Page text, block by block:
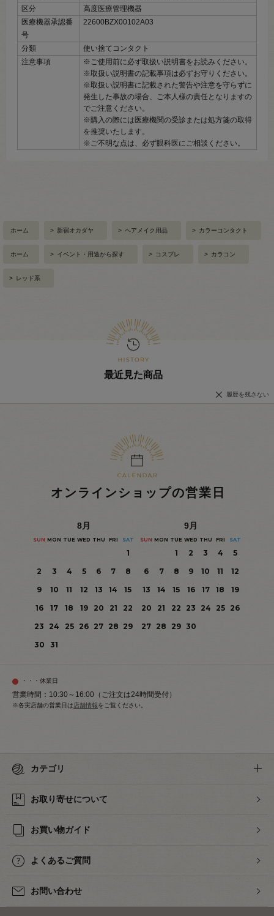
区分
高度医療管理機器
医療機器承認番
号
22600BZX00102A03
分類
使い捨てコンタクト
注意事項
※ご使用前に必ず取扱い説明書をお読みください。
※取扱い説明書の記載事項は必ずお守りください。
※取扱い説明書に記載された警告や注意を守らずに
発生した事故の場合、ご本人様の責任となりますの
でご注意ください。
※購入の際には医療機関の受診または処方箋の取得
を推奨いたします。
※ご不明な点は、必ず眼科医にご相談ください。
ホーム > 新宿オカダヤ > ヘアメイク用品 > カラーコンタクト
ホーム > イベント・用途から探す > コスプレ > カラコン
> レッド系
最近見た商品
履歴を残さない
オンラインショップの営業日
8月
SUN MON TUE WED THU FRI SAT
1
2
3 4 5 6 7
8
9
10 11 12 13 14
15
16
17 18 19 20 21
22
23
24 25 26 27 28 29
30
31
9月
SUN MON TUE WED THU FRI SAT
1 2 3 4
5
6
7 8 9 10 11
12
13
14 15 16 17 18
19
20
21 22 23 24 25
26
27 28 29 30
・・・休業日
営業時間：10:30～16:00（ご注文は24時間受付）
※各実店舗の営業日は店舗情報をご覧ください。
カテゴリ
お取り寄せについて
お買い物ガイド
よくあるご質問
お問い合わせ